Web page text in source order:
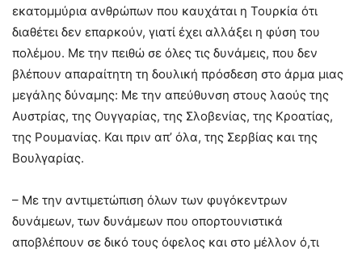
εκατομμύρια ανθρώπων που καυχάται η Τουρκία ότι
διαθέτει δεν επαρκούν, γιατί έχει αλλάξει η φύση του
πολέμου. Με την πειθώ σε όλες τις δυνάμεις, που δεν
βλέπουν απαραίτητη τη δουλική πρόσδεση στο άρμα μιας
μεγάλης δύναμης: Με την απεύθυνση στους λαούς της
Αυστρίας, της Ουγγαρίας, της Σλοβενίας, της Κροατίας,
της Ρουμανίας. Και πριν απ’ όλα, της Σερβίας και της
Βουλγαρίας.
– Με την αντιμετώπιση όλων των φυγόκεντρων
δυνάμεων, των δυνάμεων που οπορτουνιστικά
αποβλέπουν σε δικό τους όφελος και στο μέλλον ό,τι